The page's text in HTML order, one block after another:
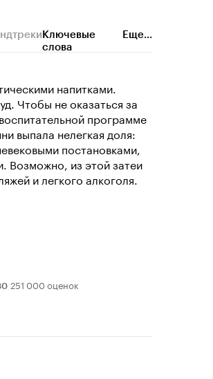
Ключевые
слова
Еще...
напитками.
Чтобы не оказаться за
программе
выпала нелегкая доля:
постановками,
Возможно, из этой затеи
и легкого алкоголя.
251 000 оценок